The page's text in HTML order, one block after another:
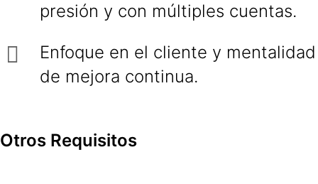
presión y con múltiples cuentas.
Enfoque en el cliente y mentalidad
de mejora continua.
Otros Requisitos